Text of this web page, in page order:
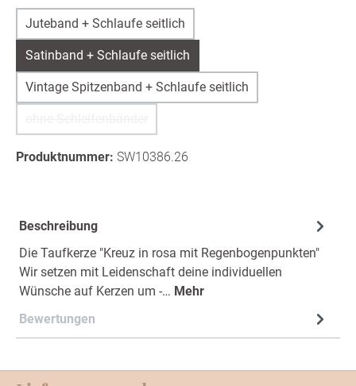
Juteband + Schlaufe seitlich
Satinband + Schlaufe seitlich
Vintage Spitzenband + Schlaufe seitlich
Produktnummer: SW10386.26
Beschreibung
Die Taufkerze "Kreuz in rosa mit Regenbogenpunkten"
Wir setzen mit Leidenschaft deine individuellen
Wünsche auf Kerzen um -… Mehr
Bewertungen